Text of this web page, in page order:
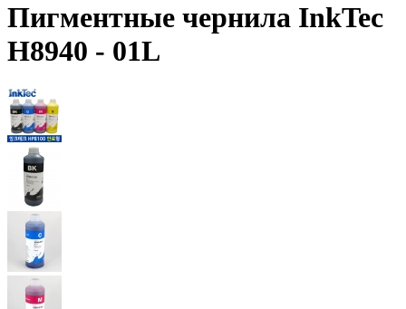
Пигментные чернила InkTec
H8940 - 01L